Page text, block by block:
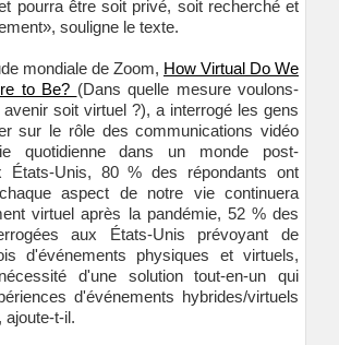
pourra être soit privé, soit recherché et
souligne le texte.
mondiale de Zoom, How Virtual Do We
to Be? (Dans quelle mesure voulons-
soit virtuel ?), a interrogé les gens
sur le rôle des communications vidéo
quotidienne dans un monde post-
États-Unis, 80 % des répondants ont
aspect de notre vie continuera
virtuel après la pandémie, 52 % des
aux États-Unis prévoyant de
d'événements physiques et virtuels,
d'une solution tout-en-un qui
d'événements hybrides/virtuels
ajoute-t-il.